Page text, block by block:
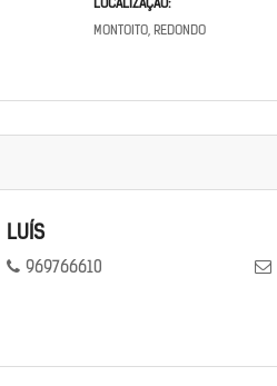
LOCALIZAÇÃO:
MONTOITO, REDONDO
LUÍS
969766610